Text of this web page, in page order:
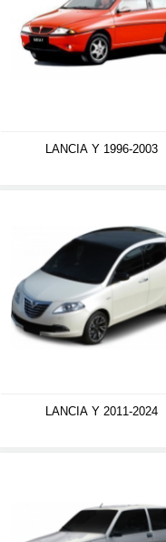
LANCIA Y 1996-2003
LANCIA Y 2011-2024